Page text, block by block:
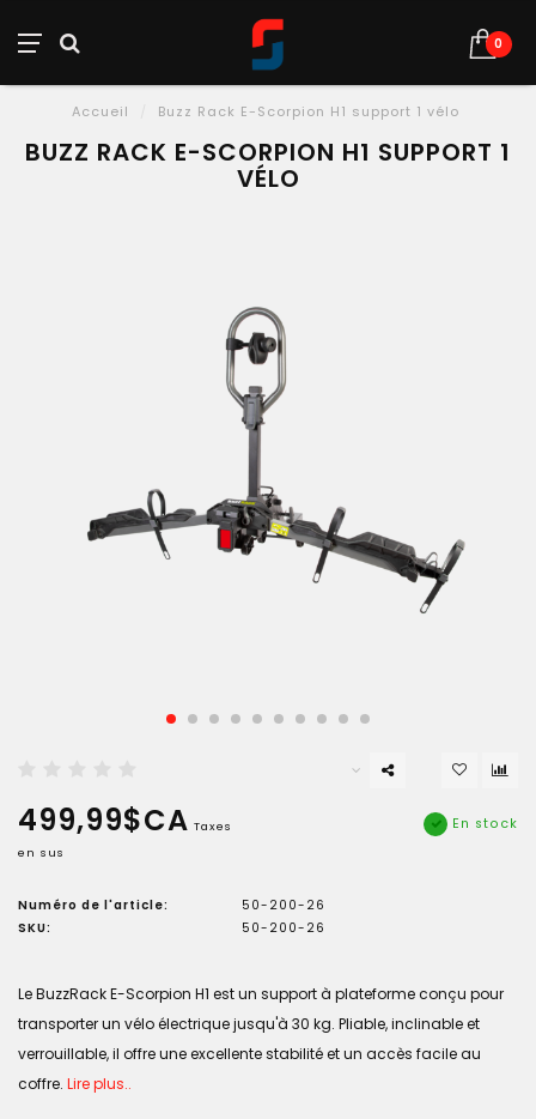
0
Accueil Buzz Rack E-Scorpion H1 support 1 vélo
BUZZ RACK E-SCORPION H1 SUPPORT 1
VÉLO
499,99$CA Taxes
en sus
En stock
Numéro de l'article:
50-200-26
SKU:
50-200-26
Le BuzzRack E-Scorpion H1 est un support à plateforme conçu pour
transporter un vélo électrique jusqu'à 30 kg. Pliable, inclinable et
verrouillable, il offre une excellente stabilité et un accès facile au
coffre. Lire plus..